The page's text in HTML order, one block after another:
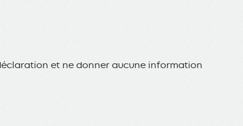
et ne donner aucune information